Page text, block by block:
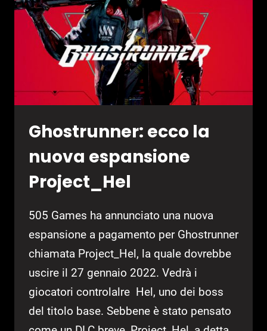
Ghostrunner: ecco la
nuova espansione
Project_Hel
505 Games ha annunciato una nuova
espansione a pagamento per Ghostrunner
chiamata Project_Hel, la quale dovrebbe
uscire il 27 gennaio 2022. Vedrà i
giocatori controlalre Hel, uno dei boss
del titolo base. Sebbene è stato pensato